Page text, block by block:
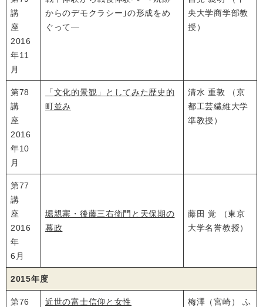
講
座
2016
年11
月
からのデモクラシー｣の形成をめ
ぐって―
央大学商学部教
授）
第78
講
座
2016
年10
月
「文化的景観」としてみた歴史的
町並み
清水 重敦 （京
都工芸繊維大学
準教授）
第77
講
座
2016
年
6月
堀親寚・後藤三右衛門と天保期の
幕政
藤田 覚 （東京
大学名誉教授）
2015年度
第76
近世の富士信仰と女性
梅澤（宮崎） ふ